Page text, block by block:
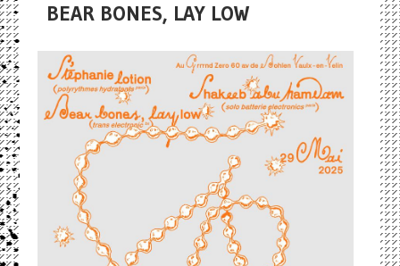
BEAR BONES, LAY LOW